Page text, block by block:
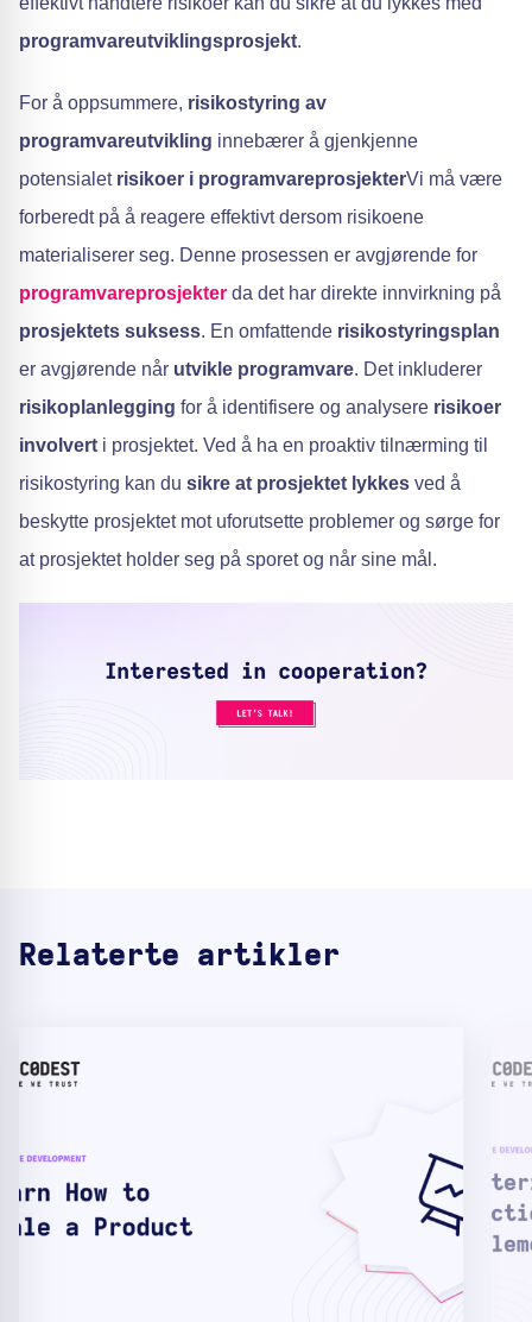
programvareutviklingsprosjekt.
For å oppsummere, risikostyring av
programvareutvikling innebærer å gjenkjenne
potensialet risikoer i programvareprosjekterVi må være
forberedt på å reagere effektivt dersom risikoene
materialiserer seg. Denne prosessen er avgjørende for
programvareprosjekter da det har direkte innvirkning på
prosjektets suksess. En omfattende risikostyringsplan
er avgjørende når utvikle programvare. Det inkluderer
risikoplanlegging for å identifisere og analysere risikoer
involvert i prosjektet. Ved å ha en proaktiv tilnærming til
risikostyring kan du sikre at prosjektet lykkes ved å
beskytte prosjektet mot uforutsette problemer og sørge for
at prosjektet holder seg på sporet og når sine mål.
Relaterte artikler